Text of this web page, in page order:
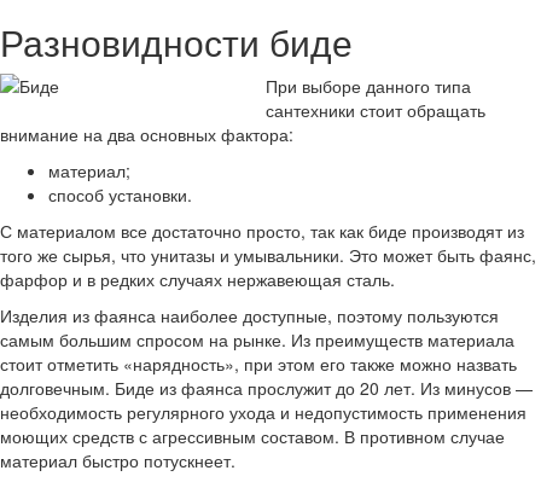
Разновидности биде
При выборе данного типа
сантехники стоит обращать
внимание на два основных фактора:
материал;
способ установки.
С материалом все достаточно просто, так как биде производят из
того же сырья, что унитазы и умывальники. Это может быть фаянс,
фарфор и в редких случаях нержавеющая сталь.
Изделия из фаянса наиболее доступные, поэтому пользуются
самым большим спросом на рынке. Из преимуществ материала
стоит отметить «нарядность», при этом его также можно назвать
долговечным. Биде из фаянса прослужит до 20 лет. Из минусов —
необходимость регулярного ухода и недопустимость применения
моющих средств с агрессивным составом. В противном случае
материал быстро потускнеет.